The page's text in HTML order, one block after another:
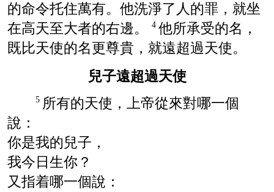
的命令托住萬有。他洗淨了人的罪，就坐
在高天至大者的右邊。
4 他所承受的名，
既比天使的名更尊貴，就遠超過天使。
兒子遠超過天使
5 所有的天使，上帝從來對哪一個
說：
你是我的兒子，
我今日生你？
又指着哪一個說：